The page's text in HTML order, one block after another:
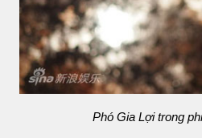
Phó Gia Lợi trong